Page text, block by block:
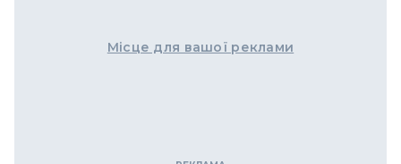
Місце для вашої реклами